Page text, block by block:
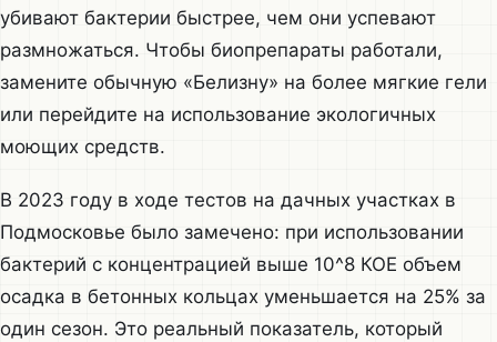
убивают бактерии быстрее, чем они успевают
размножаться. Чтобы биопрепараты работали,
замените обычную «Белизну» на более мягкие гели
или перейдите на использование экологичных
моющих средств.
В 2023 году в ходе тестов на дачных участках в
Подмосковье было замечено: при использовании
бактерий с концентрацией выше 10^8 КОЕ объем
осадка в бетонных кольцах уменьшается на 25% за
один сезон. Это реальный показатель, который